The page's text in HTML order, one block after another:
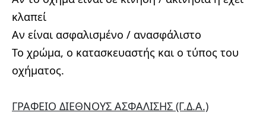
κλαπεί
Αν είναι ασφαλισμένο / ανασφάλιστο
Το χρώμα, ο κατασκευαστής και ο τύπος του
οχήματος.
ΓΡΑΦΕΙΟ ΔΙΕΘΝΟΥΣ ΑΣΦΑΛΙΣΗΣ (Γ.Δ.Α.)